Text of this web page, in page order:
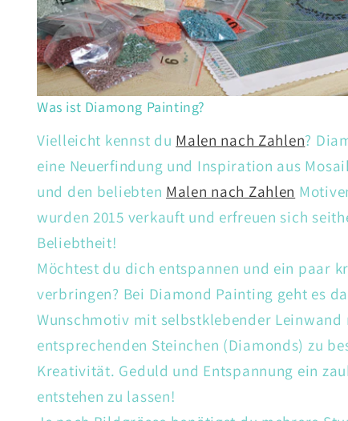
Was ist Diamong Painting?
Vielleicht kennst du Malen nach Zahlen?
eine Neuerfindung und Inspiration aus
und den beliebten Malen nach Zahlen
wurden 2015 verkauft und erfreuen sich
Beliebtheit!
Möchtest du dich entspannen und ein paar
verbringen? Bei Diamond Painting geht es
Wunschmotiv mit selbstklebender Leinwand
entsprechenden Steinchen (Diamonds) zu
Kreativität. Geduld und Entspannung ein
entstehen zu lassen!